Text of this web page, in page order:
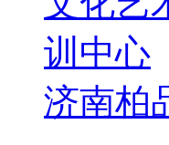
济南柏